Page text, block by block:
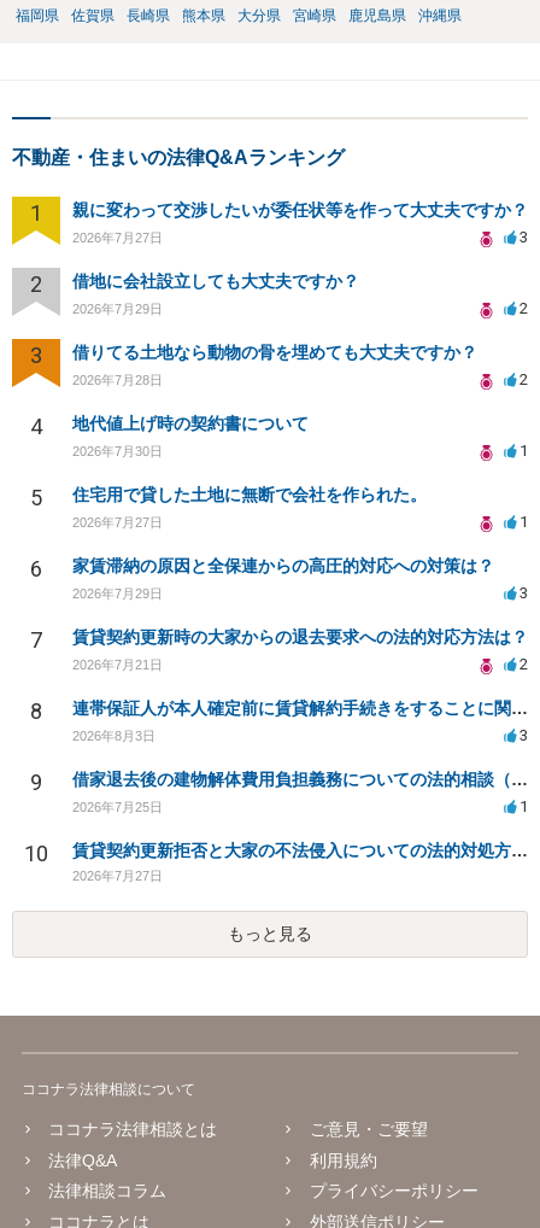
福岡県
佐賀県 長崎県 熊本県 大分県 宮崎県 鹿児島県 沖縄県
不動産・住まいの法律Q&Aランキング
1 親に変わって交渉したいが委任状等を作って大丈夫ですか？
2026年7月27日 3
2 借地に会社設立しても大丈夫ですか？
2026年7月29日 2
3 借りてる土地なら動物の骨を埋めても大丈夫ですか？
2026年7月28日 2
4 地代値上げ時の契約書について
2026年7月30日 1
5 住宅用で貸した土地に無断で会社を作られた。
2026年7月27日 1
6 家賃滞納の原因と全保連からの高圧的対応への対策は？
2026年7月29日 3
7 賃貸契約更新時の大家からの退去要求への法的対応方法は？
2026年7月21日 2
8 連帯保証人が本人確定前に賃貸解約手続きをすることに関して
2026年8月3日 3
9 借家退去後の建物解体費用負担義務についての法的相談（補足説明修正）
2026年7月25日 1
10 賃貸契約更新拒否と大家の不法侵入についての法的対処方法は？
2026年7月27日
もっと見る
ココナラ法律相談について
ココナラ法律相談とは
法律Q&A
法律相談コラム
ココナラとは
ご意見・ご要望
利用規約
プライバシーポリシー
外部送信ポリシー